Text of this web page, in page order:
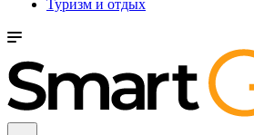
Туризм и отдых